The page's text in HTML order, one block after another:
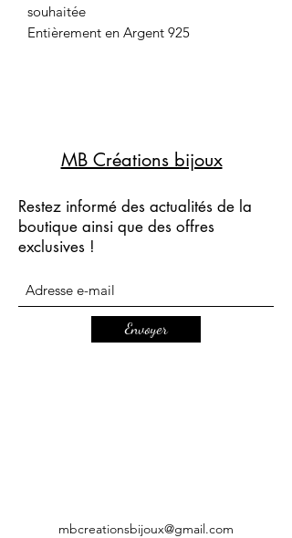
souhaitée
Entièrement en Argent 925
MB Créations bijoux
Restez informé des actualités de la
boutique ainsi que des offres
exclusives !
Envoyer
mbcreationsbijoux@gmail.com